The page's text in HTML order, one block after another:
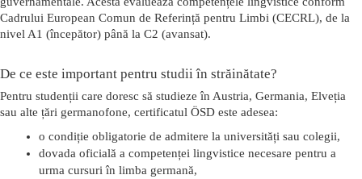
Cadrului European Comun de Referință pentru Limbi (CECRL), de la
nivel A1 (începător) până la C2 (avansat).
De ce este important pentru studii în străinătate?
Pentru studenții care doresc să studieze în Austria, Germania, Elveția
sau alte țări germanofone, certificatul ÖSD este adesea:
o condiție obligatorie de admitere la universități sau colegii,
dovada oficială a competenței lingvistice necesare pentru a
urma cursuri în limba germană,